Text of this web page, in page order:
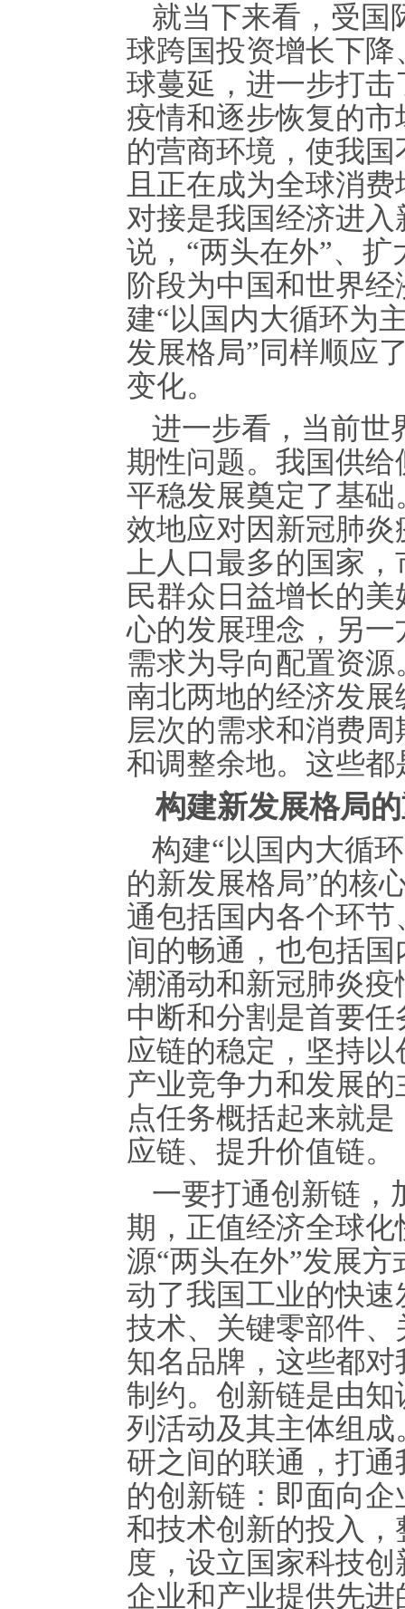
就当下来看，受国
球跨国投资增长下
球蔓延，进一步打
疫情和逐步恢复的
的营商环境，使我
且正在成为全球消
对接是我国经济进
说，“两头在外”、
阶段为中国和世界
建“以国内大循环为
发展格局”同样顺应
变化。
进一步看，当前世
期性问题。我国供
平稳发展奠定了基
效地应对因新冠肺
上人口最多的国家
民群众日益增长的
心的发展理念，另
需求为导向配置资
南北两地的经济发
层次的需求和消费
和调整余地。这些
构建新发展格局
构建“以国内大循
的新发展格局”的核
通包括国内各个环
间的畅通，也包括
潮涌动和新冠肺炎
中断和分割是首要
应链的稳定，坚持
产业竞争力和发展
点任务概括起来就
应链、提升价值链。
一要打通创新链，
期，正值经济全球
源“两头在外”发展
动了我国工业的快
技术、关键零部件
知名品牌，这些都
制约。创新链是由
列活动及其主体组
研之间的联通，打
的创新链：即面向
和技术创新的投入
度，设立国家科技
企业和产业提供先